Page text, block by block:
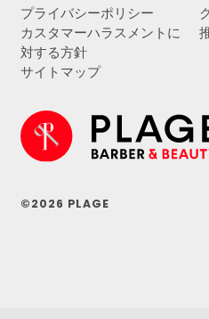
プライバシーポリシー
カスタマーハラスメントに
対する方針
サイトマップ
©2026 PLAGE